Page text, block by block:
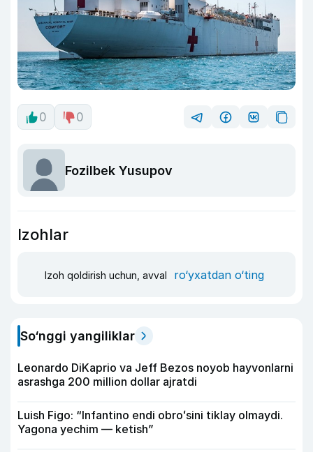
0 0
Fozilbek Yusupov
Izohlar
Izoh qoldirish uchun, avval ro‘yxatdan o‘ting
So‘nggi yangiliklar
Leonardo DiKaprio va Jeff Bezos noyob hayvonlarni
asrashga 200 million dollar ajratdi
Luish Figo: “Infantino endi obroʻsini tiklay olmaydi.
Yagona yechim — ketish”